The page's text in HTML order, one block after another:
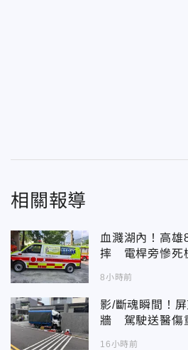
相關報導
血濺湖內！高雄
摔 電桿旁慘死
8小時前
影/斷魂瞬間！
牆 駕駛送醫傷
16小時前